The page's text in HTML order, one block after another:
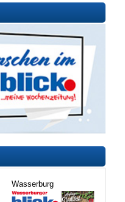
Wasserburg